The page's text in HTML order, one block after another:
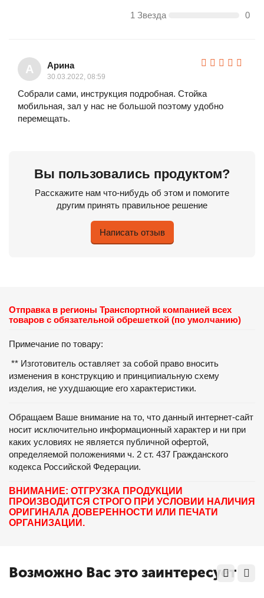
1 Звезда 0
А Арина
30.03.2022, 08:59
Собрали сами, инструкция подробная. Стойка
мобильная, зал у нас не большой поэтому удобно
перемещать.
Вы пользовались продуктом?
Расскажите нам что-нибудь об этом и помогите
другим принять правильное решение
Написать отзыв
Отправка в регионы Транспортной компанией всех
товаров с обязательной обрешеткой (по умолчанию)
Примечание по товару:
** Изготовитель оставляет за собой право вносить
изменения в конструкцию и принципиальную схему
изделия, не ухудшающие его характеристики.
Обращаем Ваше внимание на то, что данный интернет-сайт
носит исключительно информационный характер и ни при
каких условиях не является публичной офертой,
определяемой положениями ч. 2 ст. 437 Гражданского
кодекса Российской Федерации.
ВНИМАНИЕ: ОТГРУЗКА ПРОДУКЦИИ
ПРОИЗВОДИТСЯ СТРОГО ПРИ УСЛОВИИ НАЛИЧИЯ
ОРИГИНАЛА ДОВЕРЕННОСТИ ИЛИ ПЕЧАТИ
ОРГАНИЗАЦИИ.
Возможно Вас это заинтересует